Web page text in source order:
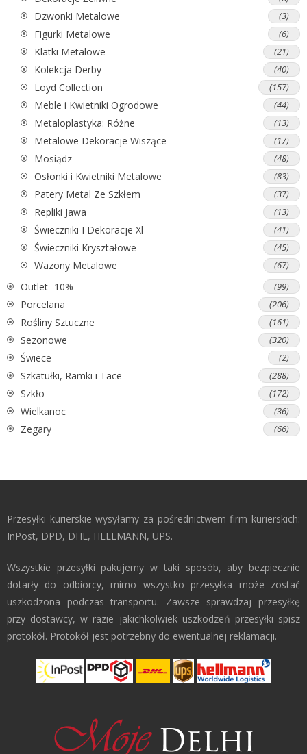
Dzwonki Metalowe (3)
Figurki Metalowe (6)
Klatki Metalowe (21)
Kolekcja Derby (40)
Loyd Collection (157)
Meble i Kwietniki Ogrodowe (44)
Metaloplastyka: Różne (13)
Metalowe Dekoracje Wiszące (17)
Mosiądz (48)
Osłonki i Kwietniki Metalowe (83)
Patery Metal Ze Szkłem (37)
Repliki Jawa (13)
Świeczniki I Dekoracje Xl (41)
Świeczniki Kryształowe (45)
Wazony Metalowe (67)
Outlet -10% (99)
Porcelana (206)
Rośliny Sztuczne (161)
Sezonowe (320)
Świece (2)
Szkatułki, Ramki i Tace (288)
Szkło (172)
Wielkanoc (36)
Zegary (66)
Przesyłki kurierskie wysyłamy za pośrednictwem firm kurierskich:
InPost, DPD, DHL, HELLMANN, UPS.
Wszystkie przesyłki pakujemy w taki sposób, aby bezpiecznie
dotarły do odbiorcy, mimo wszystko przesyłka może zostać
uszkodzona podczas transportu. Zawsze sprawdzaj przesyłkę
przy dostawcy, w razie jakichkolwiek uszkodzeń przesyłki spisz
protokół. Protokół jest potrzebny do ewentualnej reklamacji.